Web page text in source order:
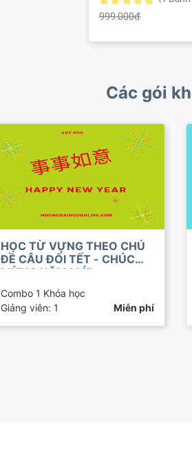
999.000đ
Các gói
HỌC TỪ VỰNG THEO CHỦ
ĐỀ CÂU ĐỐI TẾT - CHÚC
MỪNG NĂM MỚI
Combo 1 Khóa học
Giảng viên: 1
Miễn phí